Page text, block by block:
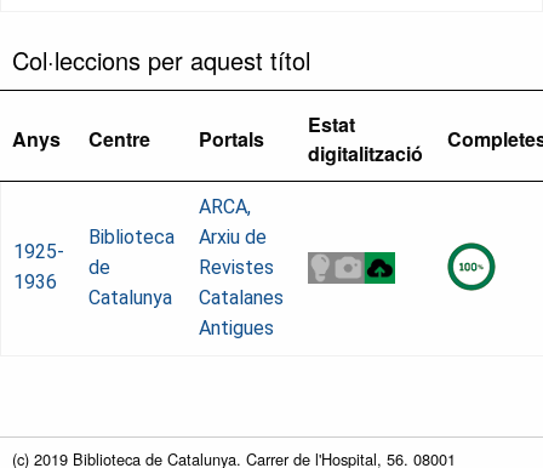
Col·leccions per aquest títol
Anys Centre Portals
Estat
digitalització
1925-
1936
Biblioteca
de
Catalunya
ARCA,
Arxiu de
Revistes
Catalanes
Antigues
(c) 2019 Biblioteca de Catalunya. Carrer de l'Hospital, 56. 08001